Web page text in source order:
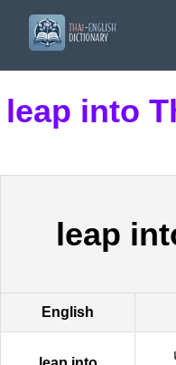
leap into
leap
English